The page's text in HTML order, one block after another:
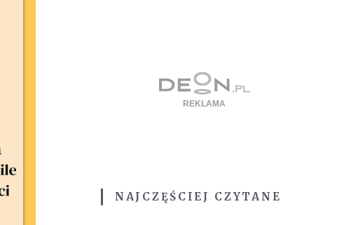
NAJCZĘŚCIEJ CZYTANE